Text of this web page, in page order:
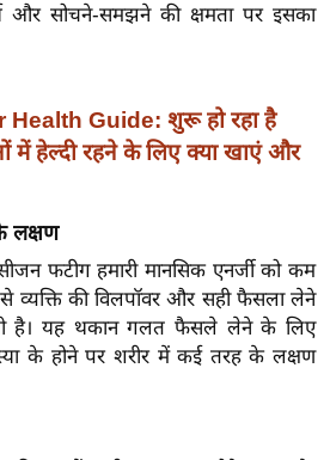
और सोचने-समझने की क्षमता पर इसका
Health Guide: शुरू हो रहा है
में हेल्दी रहने के लिए क्या खाएं और
लक्षण
फटीग हमारी मानसिक एनर्जी को कम
व्यक्ति की विलपॉवर और सही फैसला लेने
है। यह थकान गलत फैसले लेने के लिए
के होने पर शरीर में कई तरह के लक्षण